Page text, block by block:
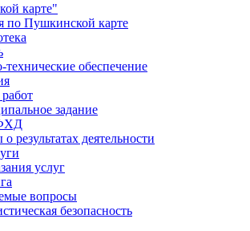
карте"
по Пушкинской карте
обеспечение
задание
результатах деятельности
услуг
вопросы
безопасность